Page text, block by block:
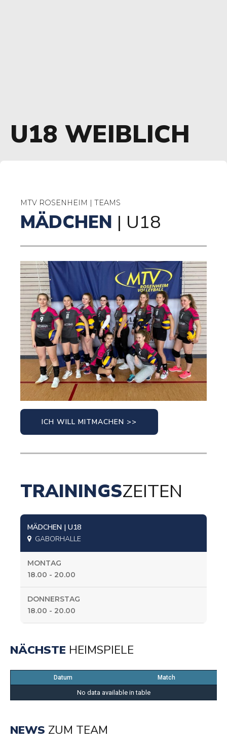
U18 WEIBLICH
MTV ROSENHEIM | TEAMS
MÄDCHEN | U18
ICH WILL MITMACHEN >>
TRAININGSZEITEN
MÄDCHEN | U18
GABORHALLE
MONTAG
18.00 - 20.00
DONNERSTAG
18.00 - 20.00
NÄCHSTE HEIMSPIELE
Datum Match
No data available in table
NEWS ZUM TEAM